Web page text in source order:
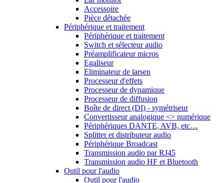
Accessoire
Pièce détachée
Périphérique et traitement
Périphérique et traitement
Switch et sélecteur audio
Préamplificateur micros
Egaliseur
Eliminateur de larsen
Processeur d'effets
Processeur de dynamique
Processeur de diffusion
Boîte de direct (DI) - symétriseur
Convertisseur analogique <> numérique
Périphériques DANTE, AVB, etc…
Splitter et distributeur audio
Périphérique Broadcast
Transmission audio par RJ45
Transmission audio HF et Bluetooth
Outil pour l'audio
Outil pour l'audio